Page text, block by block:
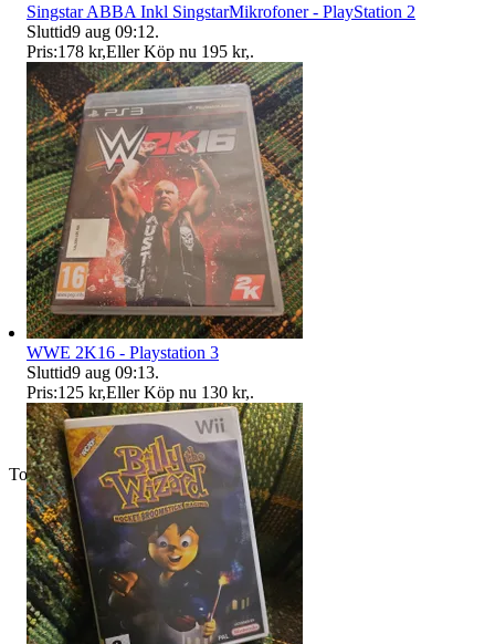
Toppsäljare
Singstar ABBA Inkl SingstarMikrofoner - PlayStation 2
Sluttid9 aug 09:12.
Pris:178 kr,Eller Köp nu 195 kr,.
WWE 2K16 - Playstation 3
Sluttid9 aug 09:13.
Pris:125 kr,Eller Köp nu 130 kr,.